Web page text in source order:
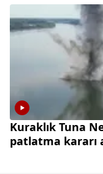
Kuraklık Tuna
patlatma kararı